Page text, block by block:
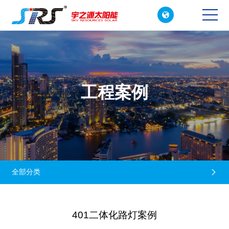

CN
EN
工程案例
全部分类 
401二体化路灯案例